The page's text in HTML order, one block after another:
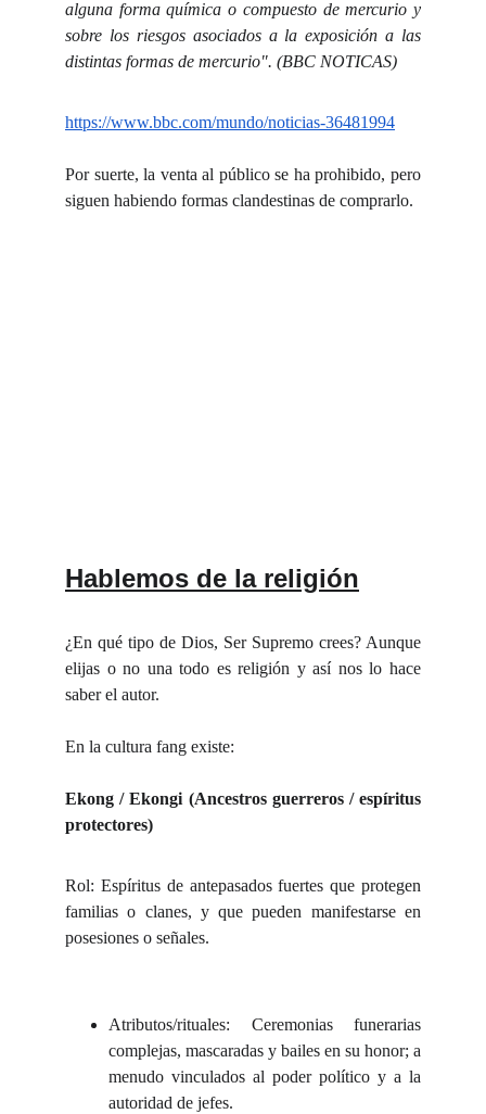
alguna forma química o compuesto de mercurio y
sobre los riesgos asociados a la exposición a las
distintas formas de mercurio". (BBC NOTICAS)
https://www.bbc.com/mundo/noticias-36481994
Por suerte, la venta al público se ha prohibido, pero
siguen habiendo formas clandestinas de comprarlo.
Hablemos de la religión
¿En qué tipo de Dios, Ser Supremo crees? Aunque
elijas o no una todo es religión y así nos lo hace
saber el autor.
En la cultura fang existe:
Ekong / Ekongi (Ancestros guerreros / espíritus
protectores)
Rol: Espíritus de antepasados fuertes que protegen
familias o clanes, y que pueden manifestarse en
posesiones o señales.
Atributos/rituales: Ceremonias funerarias
complejas, mascaradas y bailes en su honor; a
menudo vinculados al poder político y a la
autoridad de jefes.